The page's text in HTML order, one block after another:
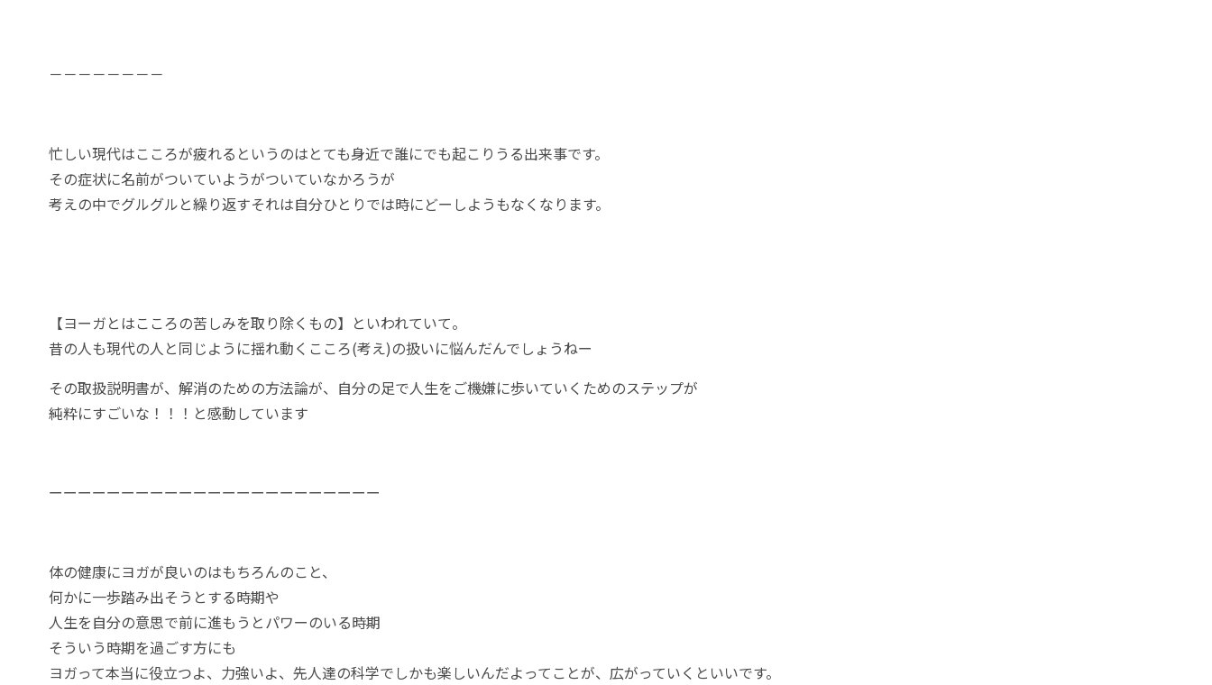
－－－－－－－－
忙しい現代はこころが疲れるというのはとても身近で誰にでも起こりうる出来事です。
その症状に名前がついていようがついていなかろうが
考えの中でグルグルと繰り返すそれは自分ひとりでは時にどーしようもなくなります。
【ヨーガとはこころの苦しみを取り除くもの】といわれていて。
昔の人も現代の人と同じように揺れ動くこころ(考え)の扱いに悩んだんでしょうねー
その取扱説明書が、解消のための方法論が、自分の足で人生をご機嫌に歩いていくためのステップが
純粋にすごいな！！！と感動しています
ーーーーーーーーーーーーーーーーーーーーーーー
体の健康にヨガが良いのはもちろんのこと、
何かに一歩踏み出そうとする時期や
人生を自分の意思で前に進もうとパワーのいる時期
そういう時期を過ごす方にも
ヨガって本当に役立つよ、力強いよ、先人達の科学でしかも楽しいんだよってことが、広がっていくといいです。